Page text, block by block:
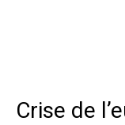
Crise de